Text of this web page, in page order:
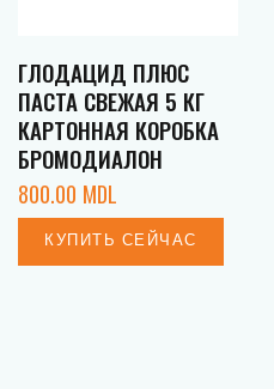
ГЛОДАЦИД ПЛЮС
ПАСТА СВЕЖАЯ 5 КГ
КАРТОННАЯ КОРОБКА
БРОМОДИАЛОН
800.00 MDL
КУПИТЬ СЕЙЧАС